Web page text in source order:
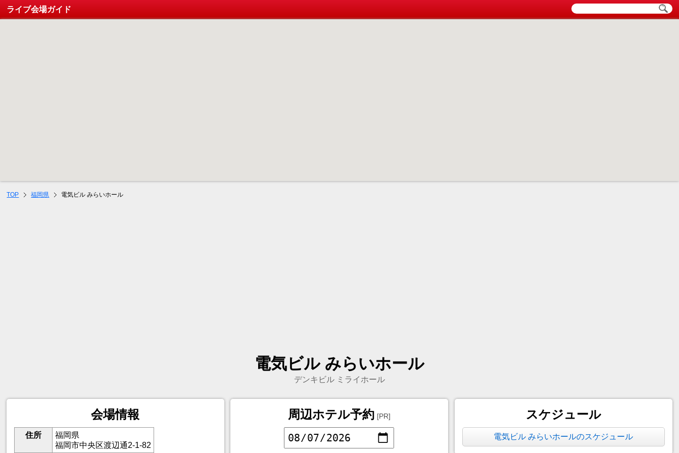
ライブ会場ガイド
TOP 福岡県 電気ビル みらいホール
電気ビル みらいホール
デンキビル ミライホール
会場情報
住所
福岡県
福岡市中央区渡辺通2-1-82
周辺ホテル予約 [PR] スケジュール
電気ビル みらいホールのスケジュール